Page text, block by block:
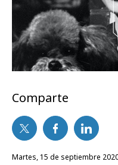
Comparte
martes, 15 de septiembre